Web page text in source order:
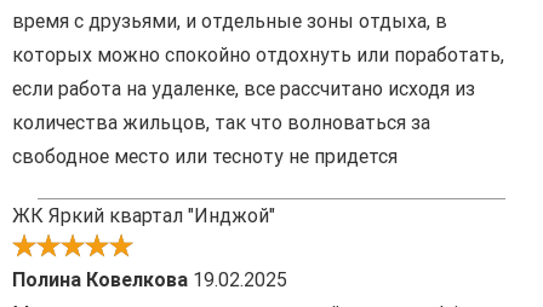
время с друзьями, и отдельные зоны отдыха, в
которых можно спокойно отдохнуть или поработать,
если работа на удаленке, все рассчитано исходя из
количества жильцов, так что волноваться за
свободное место или тесноту не придется
ЖК Яркий квартал "Инджой"
Полина Ковелкова 19.02.2025